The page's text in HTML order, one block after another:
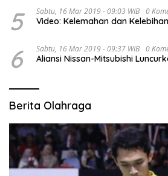
5 Sabtu, 16 Mar 2019 - 09:03 WIB 0
Video: Kelemahan dan
6 Sabtu, 16 Mar 2019 - 09:37 WIB 0
Aliansi Nissan-Mitsubishi
Berita Olahraga